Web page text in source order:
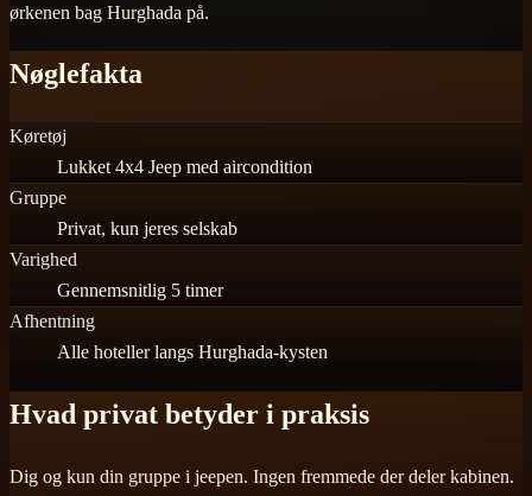
ørkenen bag Hurghada på.
Nøglefakta
Køretøj
Lukket 4x4 Jeep med aircondition
Gruppe
Privat, kun jeres selskab
Varighed
Gennemsnitlig 5 timer
Afhentning
Alle hoteller langs Hurghada-kysten
Hvad privat betyder i praksis
Dig og kun din gruppe i jeepen. Ingen fremmede der deler kabinen.